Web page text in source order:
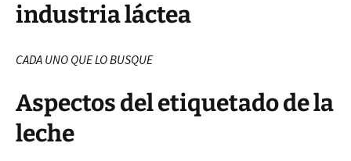
industria láctea
CADA UNO QUE LO BUSQUE
Aspectos del etiquetado de la
leche